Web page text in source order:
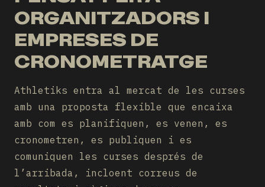
ORGANITZADORS I
EMPRESES DE
CRONOMETRATGE
Athletiks entra al mercat de les curses
amb una proposta flexible que encaixa
amb com es planifiquen, es venen, es
cronometren, es publiquen i es
comuniquen les curses després de
l’arribada, incloent correus de